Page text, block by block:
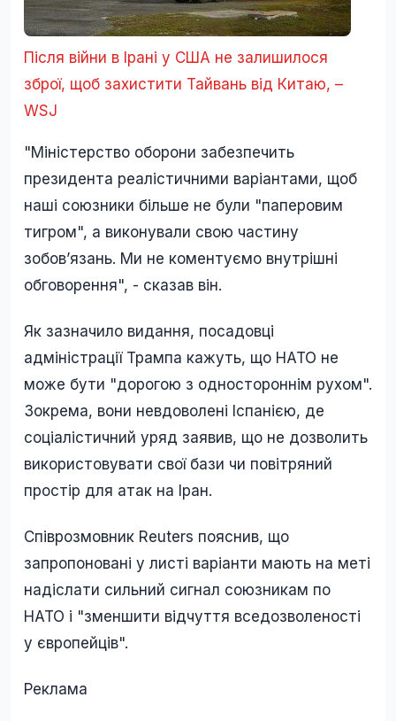
Після війни в Ірані у США не залишилося
зброї, щоб захистити Тайвань від Китаю, –
WSJ
"Міністерство оборони забезпечить
президента реалістичними варіантами, щоб
наші союзники більше не були "паперовим
тигром", а виконували свою частину
зобов’язань. Ми не коментуємо внутрішні
обговорення", - сказав він.
Як зазначило видання, посадовці
адміністрації Трампа кажуть, що НАТО не
може бути "дорогою з одностороннім рухом".
Зокрема, вони невдоволені Іспанією, де
соціалістичний уряд заявив, що не дозволить
використовувати свої бази чи повітряний
простір для атак на Іран.
Співрозмовник Reuters пояснив, що
запропоновані у листі варіанти мають на меті
надіслати сильний сигнал союзникам по
НАТО і "зменшити відчуття вседозволеності
у європейців".
Реклама